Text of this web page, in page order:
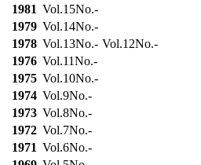
1981 Vol.15No.-
1979 Vol.14No.-
1978 Vol.13No.- Vol.12No.-
1976 Vol.11No.-
1975 Vol.10No.-
1974 Vol.9No.-
1973 Vol.8No.-
1972 Vol.7No.-
1971 Vol.6No.-